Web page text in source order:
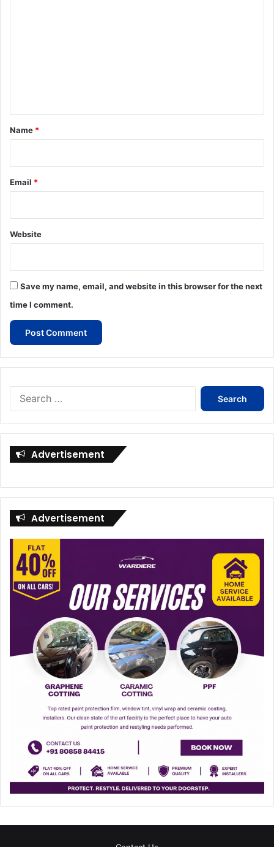
*
Name *
Email *
Website
Save my name, email, and website in this browser for the next
time I comment.
Search
Advertisement
Advertisement